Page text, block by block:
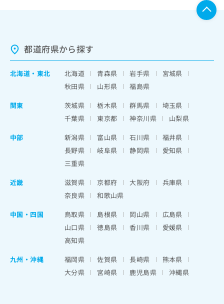
都道府県から探す
北海道 ・ 東北 北海道 青森県 岩手県
宮城県
秋田県
山形県
福島県
関東
茨城県 栃木県 群馬県
埼玉県
千葉県
東京都 神奈川県
山梨県
中部
新潟県 富山県 石川県
福井県
長野県
岐阜県 静岡県
愛知県
三重県
近畿
滋賀県 京都府 大阪府
兵庫県
奈良県
和歌山県
中国・四国
鳥取県 島根県 岡山県
広島県
山口県
徳島県 香川県
愛媛県
高知県
九州・沖縄
福岡県 佐賀県 長崎県
熊本県
大分県
宮崎県 鹿児島県 沖縄県